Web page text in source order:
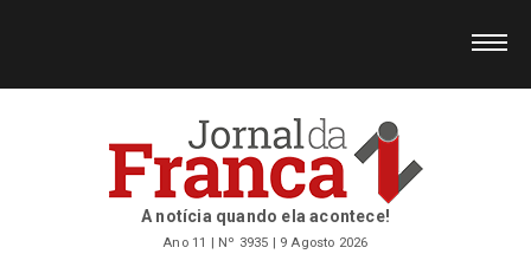
A notícia quando ela acontece!
Ano 11 | Nº 3935 | 9 Agosto 2026